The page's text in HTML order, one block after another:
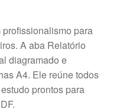
para
A aba Relatório
diagramado e
A4. Ele reúne todos
prontos para